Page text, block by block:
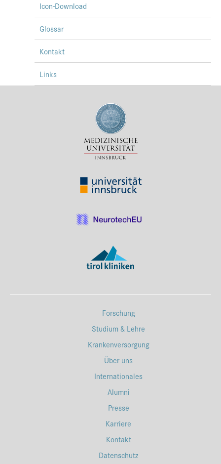
Icon-Download
Glossar
Kontakt
Links
Forschung
Studium & Lehre
Krankenversorgung
Über uns
Internationales
Alumni
Presse
Karriere
Kontakt
Datenschutz